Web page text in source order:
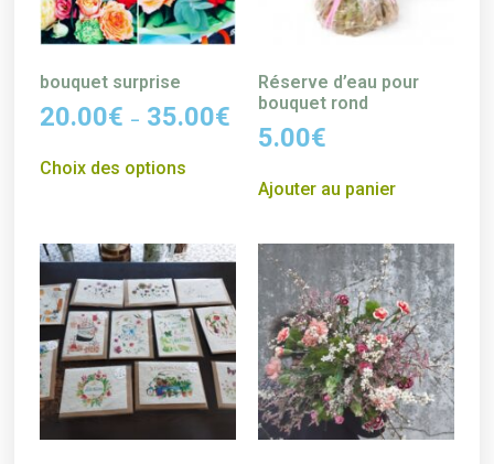
bouquet surprise
20.00€ – 35.00€
Choix des options
Réserve d’eau pour
bouquet rond
5.00€
Ajouter au panier